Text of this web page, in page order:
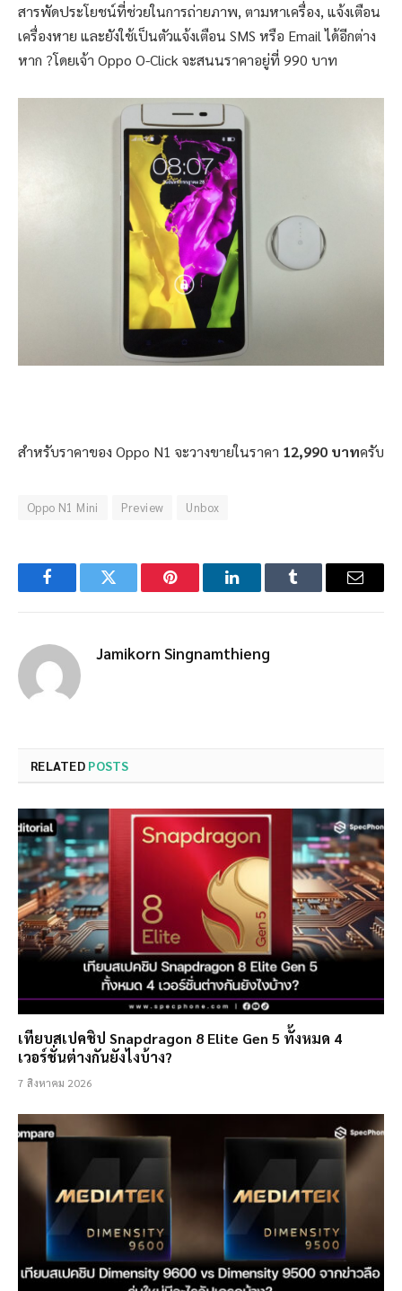
สารพัดประโยชน์ที่ช่วยในการถ่ายภาพ, ตามหาเครื่อง, แจ้งเตือน
เครื่องหาย และยังใช้เป็นตัวแจ้งเตือน SMS หรือ Email ได้อีกต่าง
หาก ?โดยเจ้า Oppo O-Click จะสนนราคาอยู่ที่ 990 บาท
สำหรับราคาของ Oppo N1 จะวางขายในราคา 12,990 บาทครับ
Oppo N1 Mini Preview Unbox
FacebookTwitter Pinterest LinkedInTumblr Email
Jamikorn Singnamthieng
RELATED POSTS
เทียบสเปคชิป Snapdragon 8 Elite Gen 5 ทั้งหมด 4
เวอร์ชั่นต่างกันยังไงบ้าง?
7 สิงหาคม 2026